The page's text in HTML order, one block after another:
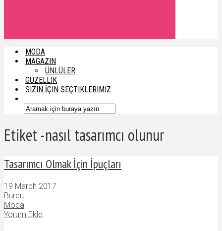
MODA
MAGAZIN
ÜNLÜLER
GÜZELLIK
SIZIN İÇIN SEÇTIKLERIMIZ
Etiket -nasıl tasarımcı olunur
Tasarımcı Olmak İçin İpuçları
19 March 2017
Burcu
Moda
Yorum Ekle